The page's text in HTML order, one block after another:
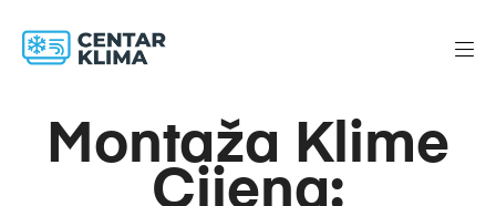
Montaža Klime
Cijena: